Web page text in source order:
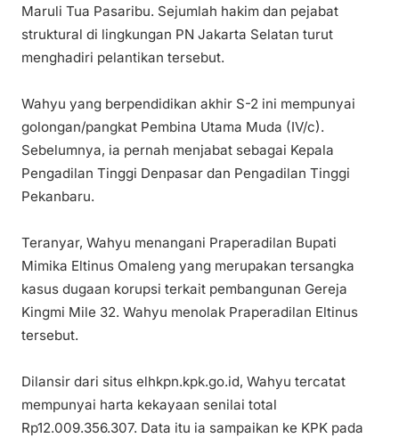
Maruli Tua Pasaribu. Sejumlah hakim dan pejabat
struktural di lingkungan PN Jakarta Selatan turut
menghadiri pelantikan tersebut.
Wahyu yang berpendidikan akhir S-2 ini mempunyai
golongan/pangkat Pembina Utama Muda (IV/c).
Sebelumnya, ia pernah menjabat sebagai Kepala
Pengadilan Tinggi Denpasar dan Pengadilan Tinggi
Pekanbaru.
Teranyar, Wahyu menangani Praperadilan Bupati
Mimika Eltinus Omaleng yang merupakan tersangka
kasus dugaan korupsi terkait pembangunan Gereja
Kingmi Mile 32. Wahyu menolak Praperadilan Eltinus
tersebut.
Dilansir dari situs elhkpn.kpk.go.id, Wahyu tercatat
mempunyai harta kekayaan senilai total
Rp12.009.356.307. Data itu ia sampaikan ke KPK pada